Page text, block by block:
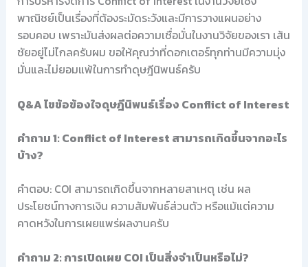
พาณิชย์เป็นเรื่องที่ต้องระมัดระวังและมีการวางแผนอย่าง
รอบคอบ เพราะมันส่งผลต่อความเชื่อมั่นในงานวิจัยของเรา เส้น
ชัยอยู่ไม่ไกลครับผม ขอให้คุณว่าที่ดอกเตอร์ทุกท่านมีความมุ่ง
มั่นและไม่ยอมแพ้ในการทำดุษฎีนิพนธ์ครับ
Q&A ไขข้อข้องใจดุษฎีนิพนธ์เรื่อง Conflict of Interest
คำถาม 1: Conflict of Interest สามารถเกิดขึ้นจากอะไร
บ้าง?
คำตอบ: COI สามารถเกิดขึ้นจากหลายสาเหตุ เช่น ผล
ประโยชน์ทางการเงิน ความสัมพันธ์ส่วนตัว หรือแม้แต่ความ
คาดหวังในการเผยแพร่ผลงานครับ
คำถาม 2: การเปิดเผย COI เป็นสิ่งจำเป็นหรือไม่?